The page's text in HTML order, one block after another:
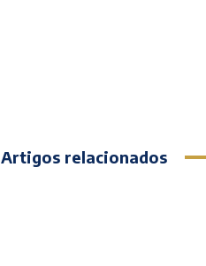
Artigos relacionados